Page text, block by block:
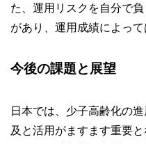
た、運用リスクを自分で
があり、運用成績によっ
今後の課題と展望
日本では、少子高齢化の
及と活用がますます重要